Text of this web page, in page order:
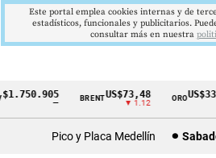
Cintillo
BRENT US$73,48
▼ 1.12
ORO
▲
Pico y Placa Medellín
Este portal emplea cookies internas y de
estadísticos, funcionales y publicitarios.
consultar más en nuestra